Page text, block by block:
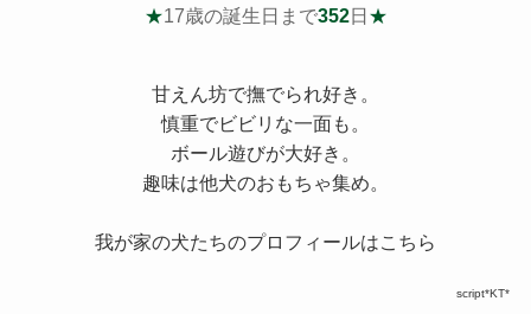
★17歳の誕生日まで352日 ★
甘えん坊で撫でられ好き。
慎重でビビリな一面も。
ボール遊びが大好き。
趣味は他犬のおもちゃ集め。
我が家の犬たちのプロフィールはこちら
script*KT*